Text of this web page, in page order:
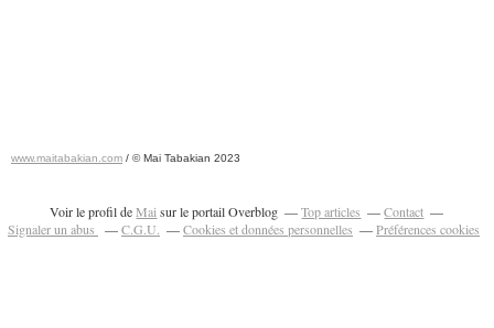
www.maitabakian.com / © Mai Tabakian 2023
Voir le profil deMaisur le portail Overblog Top articles
Contact
Signaler un abus
C.G.U. Cookies et données personnelles Préférences cookies